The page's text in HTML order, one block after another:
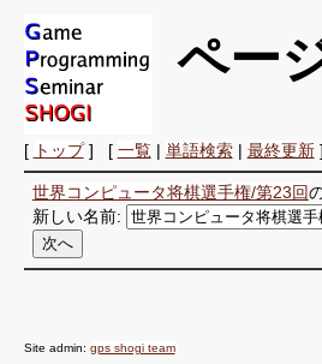
ペー
[ トップ] [ 一覧| 単語検索| 最終更新]
世界コンピュータ将棋選手権/第23回
新しい名前:
Site admin: gps shogi team